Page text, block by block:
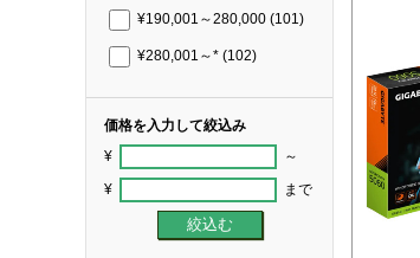
¥190,001～280,000 (101)
¥280,001～* (102)
価格を入力して絞込み
¥ ～
¥ まで